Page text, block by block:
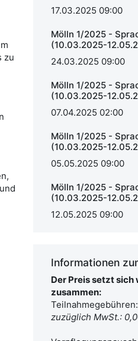
zu
17.03.2025 09:00
Mölln 1/2025 -
(10.03.2025-
24.03.2025 09:00
Mölln 1/2025 -
(10.03.2025-
07.04.2025 02:00
Mölln 1/2025 -
(10.03.2025-
05.05.2025 09:00
Mölln 1/2025 -
(10.03.2025-
12.05.2025 09:00
Informationen
Der Preis setzt sich
zusammen:
zuzüglich MwSt.: